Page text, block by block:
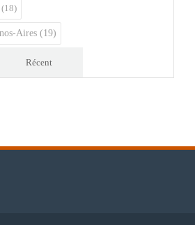
(18)
Aires (19)
Récent